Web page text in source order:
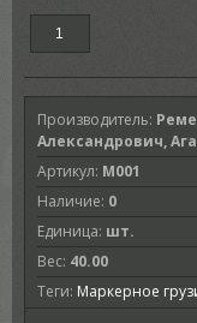
Производитель:
Александрович,
Артикул: M001
Наличие: 0
Единица: шт.
Вес: 40.00
Теги: Маркерное